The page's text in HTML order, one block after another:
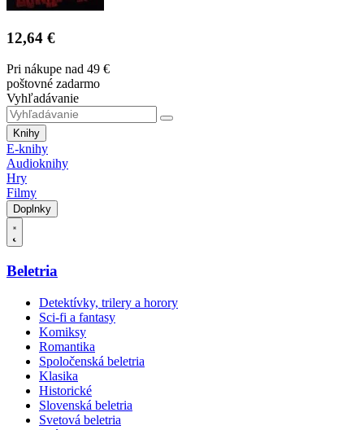
12,64 €
Pri nákupe nad 49 €
poštovné zadarmo
Vyhľadávanie
Knihy
E-knihy
Audioknihy
Hry
Filmy
Doplnky
Beletria
Detektívky, trilery a horory
Sci-fi a fantasy
Komiksy
Romantika
Spoločenská beletria
Klasika
Historické
Slovenská beletria
Svetová beletria